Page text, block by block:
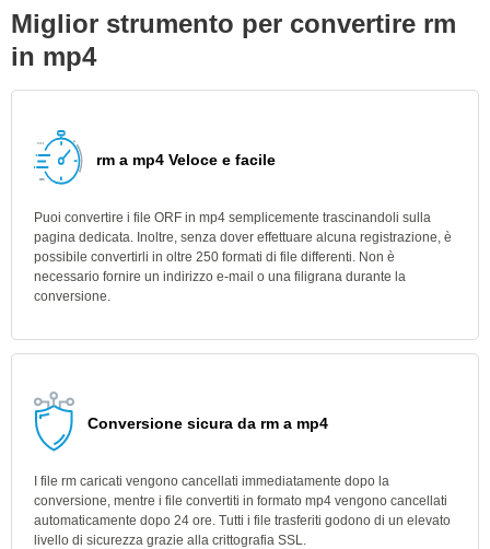
Miglior strumento per convertire rm
in mp4
rm a mp4 Veloce e facile
Puoi convertire i file ORF in mp4 semplicemente trascinandoli sulla
pagina dedicata. Inoltre, senza dover effettuare alcuna registrazione, è
possibile convertirli in oltre 250 formati di file differenti. Non è
necessario fornire un indirizzo e-mail o una filigrana durante la
conversione.
Conversione sicura da rm a mp4
I file rm caricati vengono cancellati immediatamente dopo la
conversione, mentre i file convertiti in formato mp4 vengono cancellati
automaticamente dopo 24 ore. Tutti i file trasferiti godono di un elevato
livello di sicurezza grazie alla crittografia SSL.